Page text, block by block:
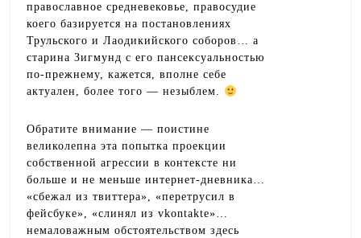
православное средневековье, правосудие
коего базируется на постановлениях
Трульского и Лаодикийского соборов… а
старина Зигмунд с его пансексуальностью
по-прежнему, кажется, вполне себе
актуален, более того — незыблем.
Обратите внимание — поистине
великолепна эта попытка проекции
собственной агрессии в контексте ни
больше и не меньше интернет-дневника…
«сбежал из твиттера», «перетрусил в
фейсбуке», «слинял из vkontakte»…
немаловажным обстоятельством здесь